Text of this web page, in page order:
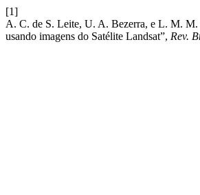
[1]
A. C. de S. Leite, U. A. Bezerra, e L. M.
usando imagens do Satélite Landsat”, Rev.